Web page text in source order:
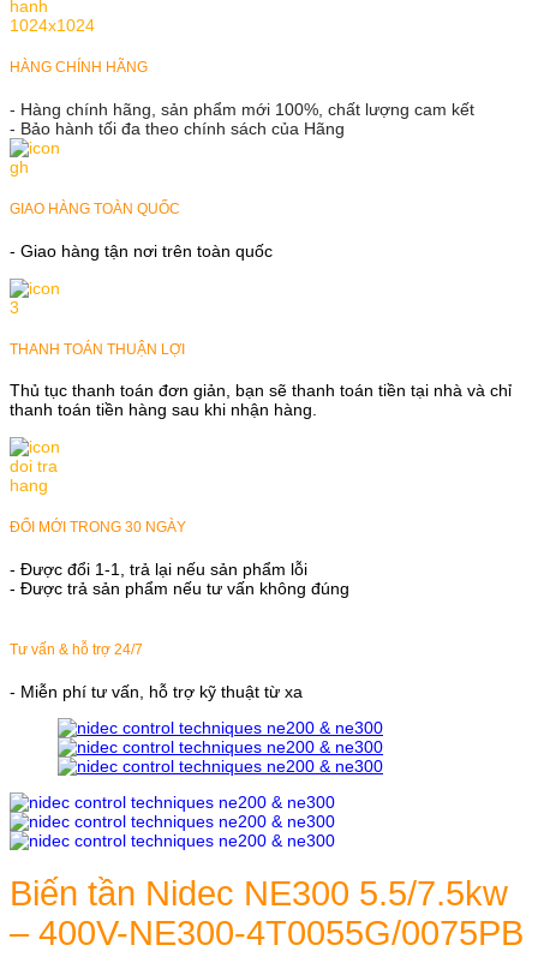
HÀNG CHÍNH HÃNG
- Hàng chính hãng, sản phẩm mới 100%, chất lượng cam kết
- Bảo hành tối đa theo chính sách của Hãng
GIAO HÀNG TOÀN QUỐC
- Giao hàng tận nơi trên toàn quốc
THANH TOÁN THUẬN LỢI
Thủ tục thanh toán đơn giản, bạn sẽ thanh toán tiền tại nhà và chỉ
thanh toán tiền hàng sau khi nhận hàng.
ĐỔI MỚI TRONG 30 NGÀY
- Được đổi 1-1, trả lại nếu sản phẩm lỗi
- Được trả sản phẩm nếu tư vấn không đúng
Tư vấn & hỗ trợ 24/7
- Miễn phí tư vấn, hỗ trợ kỹ thuật từ xa
Biến tần Nidec NE300 5.5/7.5kw
– 400V-NE300-4T0055G/0075PB